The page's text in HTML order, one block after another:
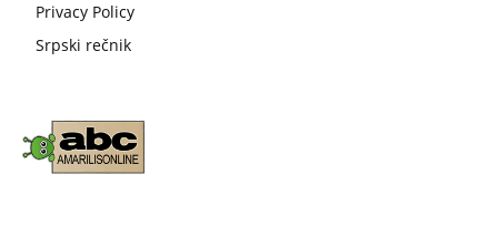
Privacy Policy
Srpski rečnik